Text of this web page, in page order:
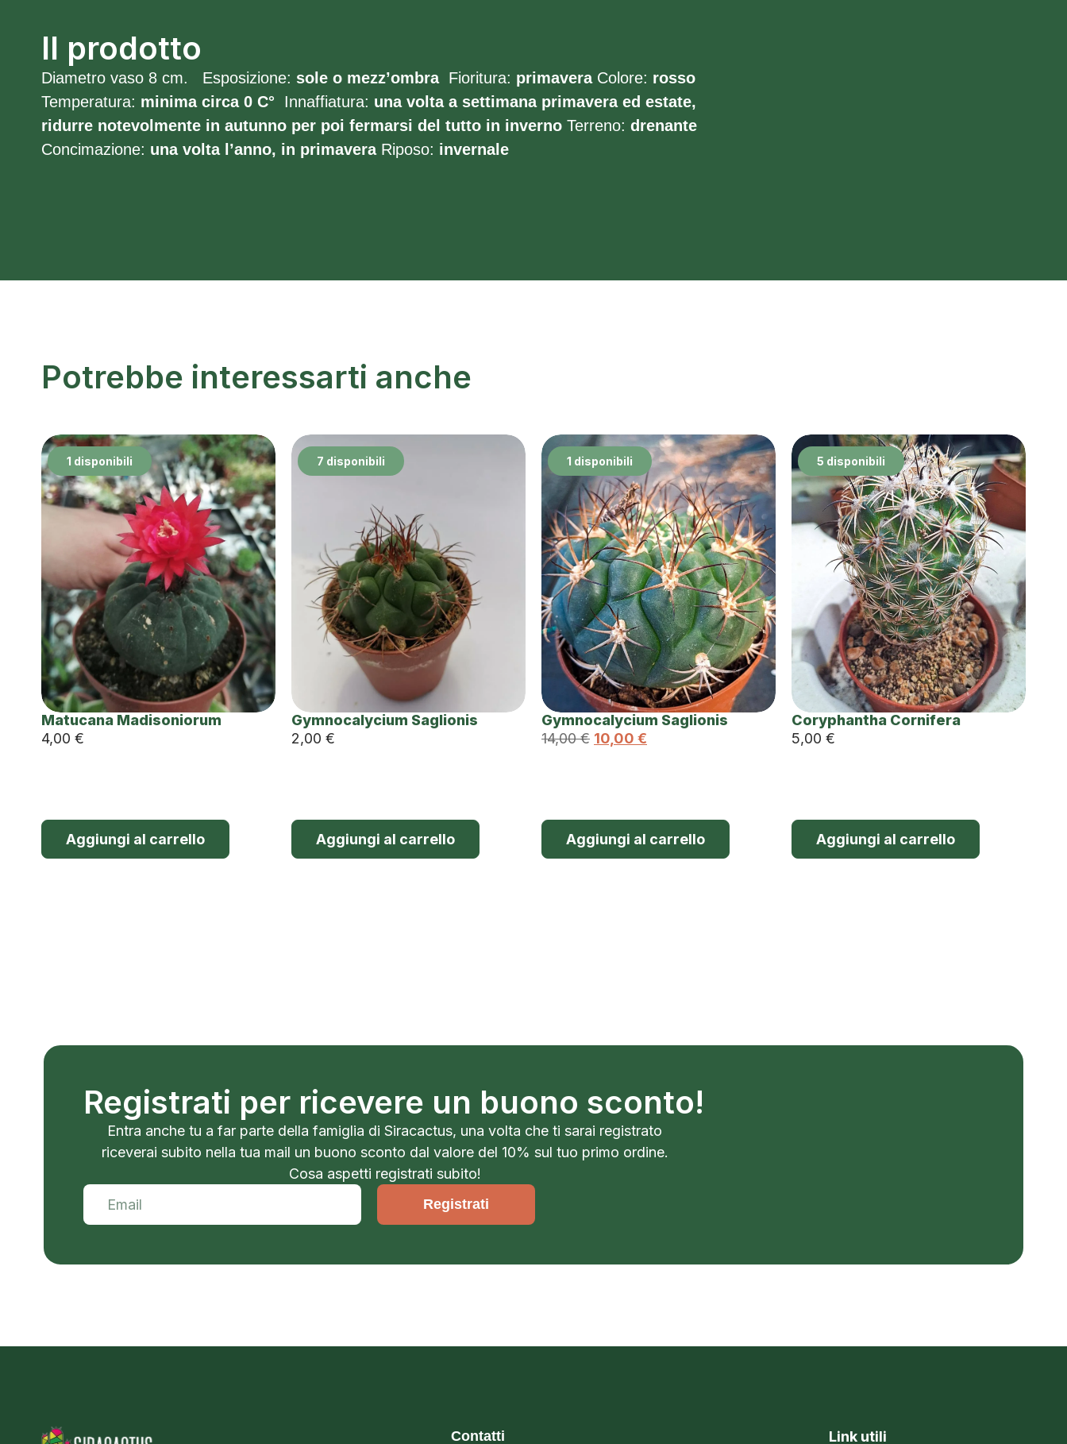
Il prodotto
Diametro vaso 8 cm. Esposizione: sole o mezz’ombra Fioritura: primaveraColore: rosso
Temperatura: minima circa 0 C° Innaffiatura: una volta a settimana primavera ed estate,
ridurre notevolmente in autunno per poi fermarsi del tutto in inverno Terreno: drenante
Concimazione: una volta l’anno, in primaveraRiposo: invernale
Potrebbe interessarti anche
1 disponibili
Matucana Madisoniorum
4,00 €
Aggiungi al carrello
7 disponibili
Gymnocalycium Saglionis
2,00 €
Aggiungi al carrello
1 disponibili
Gymnocalycium Saglionis
14,00€ 10,00 €
Aggiungi al carrello
5 disponibili
Coryphantha Cornifera
5,00 €
Aggiungi al carrello
Registrati per ricevere un buono sconto!
Entra anche tu a far parte della famiglia di Siracactus, una volta che ti sarai registrato
riceverai subito nella tua mail un buono sconto dal valore del 10% sul tuo primo ordine.
Cosa aspetti registrati subito!
Registrati
Contatti Link utili